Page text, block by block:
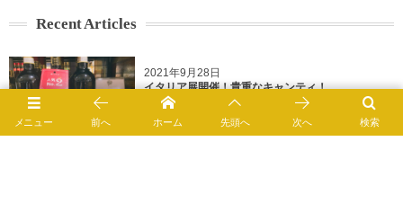
Recent Articles
2021年9月28日
イタリア展開催！貴重なキャンティ！
ワインショップ ニコラ
メニュー 検索
前へ ホーム 先頭へ 次へ